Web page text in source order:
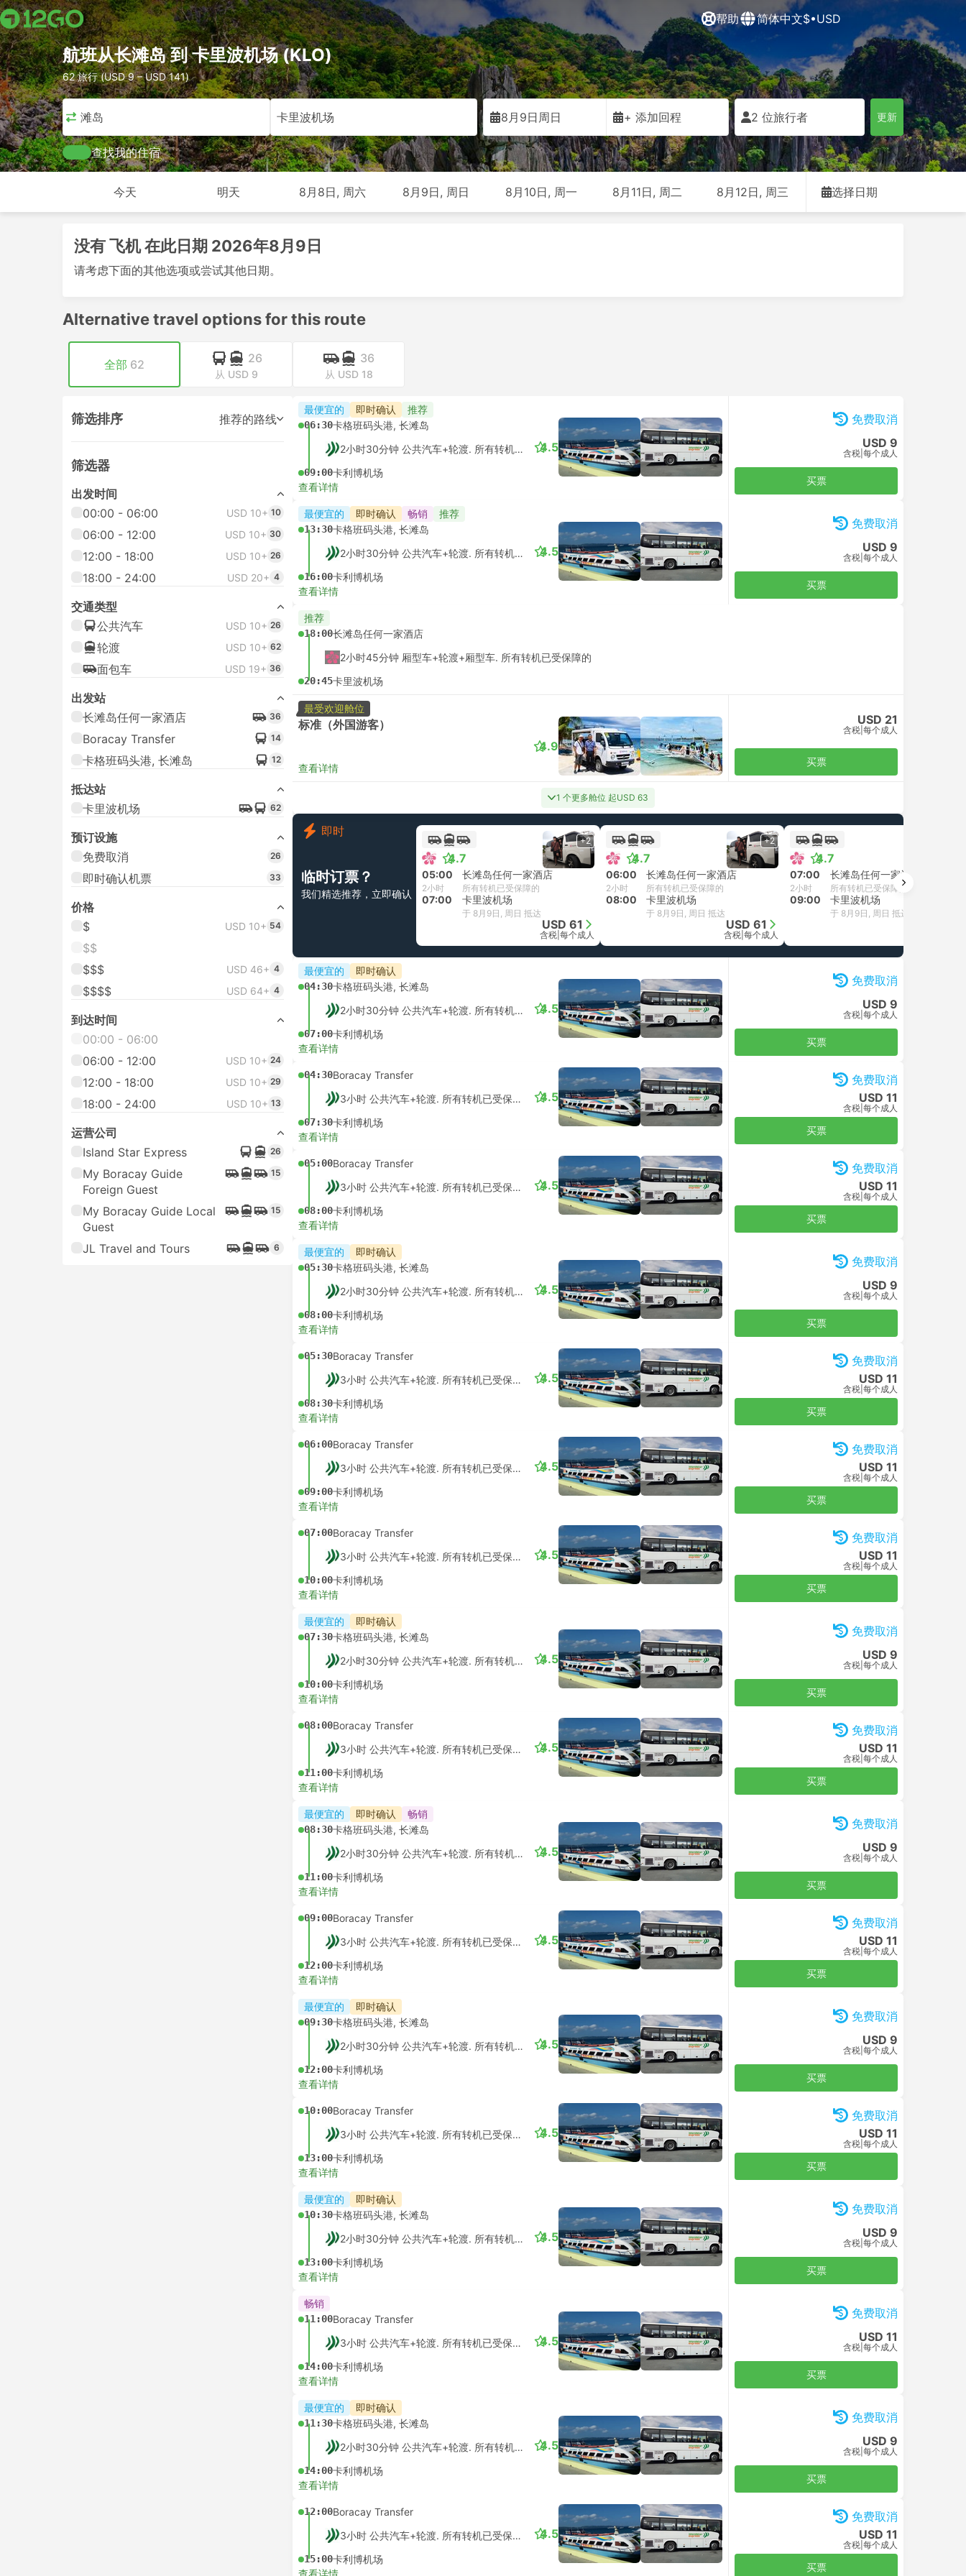
帮助 简体中文$•USD
航班从长滩岛 到 卡里波机场 (KLO)
62 旅行 (USD 9 – USD 141)
长滩岛 卡里波机场 8月9日周日 + 添加回程 2 位旅行者 更新
查找我的住宿
今天 明天 8月8日, 周六 8月9日, 周日 8月10日, 周一 8月11日, 周二 8月12日, 周三 选择日期
没有 飞机 在此日期 2026年8月9日
请考虑下面的其他选项或尝试其他日期。
Alternative travel options for this route
全部 62 26
从 USD 9
36
从 USD 18
筛选排序 推荐的路线
筛选器
出发时间
00:00 - 06:00
USD 10+ 10
06:00 - 12:00 USD 10+ 30
12:00 - 18:00 USD 10+ 26
18:00 - 24:00 USD 20+ 4
交通类型
公共汽车
USD 10+ 26
轮渡 USD 10+ 62
面包车 USD 19+ 36
出发站
长滩岛任何一家酒店
36
Boracay Transfer 14
卡格班码头港, 长滩岛 12
抵达站
卡里波机场
62
预订设施
免费取消
26
即时确认机票 33
价格
$
USD 10+ 54
$$
$$$
USD 46+ 4
$$$$ USD 64+ 4
到达时间
00:00 - 06:00
06:00 - 12:00
USD 10+ 24
12:00 - 18:00 USD 10+ 29
18:00 - 24:00 USD 10+ 13
运营公司
Island Star Express
26
My Boracay Guide
Foreign Guest
15
My Boracay Guide Local
Guest
15
JL Travel and Tours 6
最便宜的 即时确认 推荐
06:30卡格班码头港, 长滩岛
2小时30分钟 公共汽车+轮渡. 所有转机已受保障的
09:00卡利博机场
4.5
查看详情
免费取消
USD 9
含税 每个成人
买票
最便宜的 即时确认 畅销 推荐
13:30卡格班码头港, 长滩岛
2小时30分钟 公共汽车+轮渡. 所有转机已受保障的
16:00卡利博机场
4.5
查看详情
免费取消
USD 9
含税 每个成人
买票
推荐
18:00长滩岛任何一家酒店
2小时45分钟 厢型车+轮渡+厢型车. 所有转机已受保障的
20:45卡里波机场
最受欢迎舱位
标准（外国游客）
查看详情
4.9
USD 21
含税 每个成人
买票
1 个更多舱位 起USD 63
即时
临时订票？
我们精选推荐，立即确认
4.7
+2
05:00 长滩岛任何一家酒店
2小时 所有转机已受保障的
07:00 卡里波机场
于 8月9日, 周日 抵达
USD 61
含税 每个成人
4.7
+2
06:00 长滩岛任何一家酒店
2小时 所有转机已受保障的
08:00 卡里波机场
于 8月9日, 周日 抵达
USD 61
含税 每个成人
4.7
07:00 长滩岛任何一家酒店
2小时 所有转机已受保障的
09:00 卡里波机场
于 8月9日, 周日 抵达
最便宜的 即时确认
04:30卡格班码头港, 长滩岛
2小时30分钟 公共汽车+轮渡. 所有转机已受保障的
07:00卡利博机场
4.5
查看详情
免费取消
USD 9
含税 每个成人
买票
04:30Boracay Transfer
3小时 公共汽车+轮渡. 所有转机已受保障的
07:30卡利博机场
4.5
查看详情
免费取消
USD 11
含税 每个成人
买票
05:00Boracay Transfer
3小时 公共汽车+轮渡. 所有转机已受保障的
08:00卡利博机场
4.5
查看详情
免费取消
USD 11
含税 每个成人
买票
最便宜的 即时确认
05:30卡格班码头港, 长滩岛
2小时30分钟 公共汽车+轮渡. 所有转机已受保障的
08:00卡利博机场
4.5
查看详情
免费取消
USD 9
含税 每个成人
买票
05:30Boracay Transfer
3小时 公共汽车+轮渡. 所有转机已受保障的
08:30卡利博机场
4.5
查看详情
免费取消
USD 11
含税 每个成人
买票
06:00Boracay Transfer
3小时 公共汽车+轮渡. 所有转机已受保障的
09:00卡利博机场
4.5
查看详情
免费取消
USD 11
含税 每个成人
买票
07:00Boracay Transfer
3小时 公共汽车+轮渡. 所有转机已受保障的
10:00卡利博机场
4.5
查看详情
免费取消
USD 11
含税 每个成人
买票
最便宜的 即时确认
07:30卡格班码头港, 长滩岛
2小时30分钟 公共汽车+轮渡. 所有转机已受保障的
10:00卡利博机场
4.5
查看详情
免费取消
USD 9
含税 每个成人
买票
08:00Boracay Transfer
3小时 公共汽车+轮渡. 所有转机已受保障的
11:00卡利博机场
4.5
查看详情
免费取消
USD 11
含税 每个成人
买票
最便宜的 即时确认 畅销
08:30卡格班码头港, 长滩岛
2小时30分钟 公共汽车+轮渡. 所有转机已受保障的
11:00卡利博机场
4.5
查看详情
免费取消
USD 9
含税 每个成人
买票
09:00Boracay Transfer
3小时 公共汽车+轮渡. 所有转机已受保障的
12:00卡利博机场
4.5
查看详情
免费取消
USD 11
含税 每个成人
买票
最便宜的 即时确认
09:30卡格班码头港, 长滩岛
2小时30分钟 公共汽车+轮渡. 所有转机已受保障的
12:00卡利博机场
4.5
查看详情
免费取消
USD 9
含税 每个成人
买票
10:00Boracay Transfer
3小时 公共汽车+轮渡. 所有转机已受保障的
13:00卡利博机场
4.5
查看详情
免费取消
USD 11
含税 每个成人
买票
最便宜的 即时确认
10:30卡格班码头港, 长滩岛
2小时30分钟 公共汽车+轮渡. 所有转机已受保障的
13:00卡利博机场
4.5
查看详情
免费取消
USD 9
含税 每个成人
买票
畅销
11:00Boracay Transfer
3小时 公共汽车+轮渡. 所有转机已受保障的
14:00卡利博机场
4.5
查看详情
免费取消
USD 11
含税 每个成人
买票
最便宜的 即时确认
11:30卡格班码头港, 长滩岛
2小时30分钟 公共汽车+轮渡. 所有转机已受保障的
14:00卡利博机场
4.5
查看详情
免费取消
USD 9
含税 每个成人
买票
12:00Boracay Transfer
3小时 公共汽车+轮渡. 所有转机已受保障的
15:00卡利博机场
4.5
查看详情
免费取消
USD 11
含税 每个成人
买票